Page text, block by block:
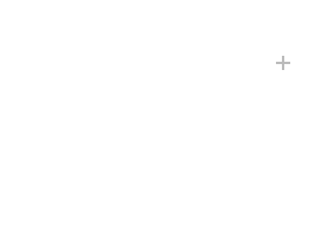
大変申し訳ございません。 再
販を行ってまいりますので、
んでいただける商品をお届け